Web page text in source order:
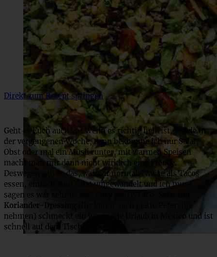
Direkt zum Rezept springen
Geht es Euch auch so? Wenn es richtig heiß ist, so wie in
der vergangenen Woche, dann bekomme ich nur Salat,
Obst oder mal ein Müsli runter, mit warmen Speisen
macht man mir dann nicht wirklich eine Freude.
Deswegen gab es das, was wir normalerweise als Tacos
essen, einfach zum Salat umgewandelt und ich muss
sagen es war sehr lecker! Easy peasy
Koriander-Dressing
nehmen) schmeckt ein wenig wie Urlaub in Mexico und ist
schnell auf dem Tisch!